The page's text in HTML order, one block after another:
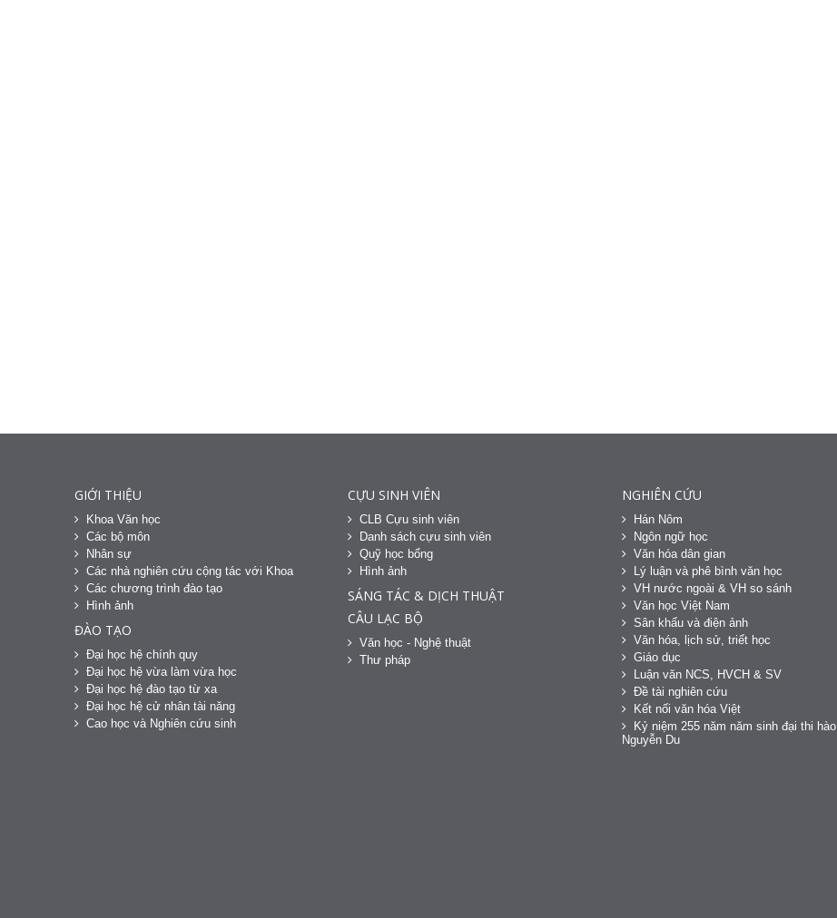
GIỚI THIỆU
Khoa Văn học
Các bộ môn
Nhân sự
Các nhà nghiên cứu cộng tác với Khoa
Các chương trình đào tạo
Hình ảnh
ĐÀO TẠO
Đại học hệ chính quy
Đại học hệ vừa làm vừa học
Đại học hệ đào tạo từ xa
Đại học hệ cử nhân tài năng
Cao học và Nghiên cứu sinh
CỰU SINH VIÊN
CLB Cựu sinh viên
Danh sách cựu sinh viên
Quỹ học bổng
Hình ảnh
SÁNG TÁC & DỊCH THUẬT
CÂU LẠC BỘ
Văn học - Nghệ thuật
Thư pháp
NGHIÊN CỨU
Hán Nôm
Ngôn ngữ học
Văn hóa dân gian
Lý luận và phê bình văn học
VH nước ngoài & VH so sánh
Văn học Việt Nam
Sân khấu và điện ảnh
Văn hóa, lịch sử, triết học
Giáo dục
Luận văn NCS, HVCH & SV
Đề tài nghiên cứu
Kết nối văn hóa Việt
Kỷ niệm 255 năm năm sinh đại thi hào
Nguyễn Du